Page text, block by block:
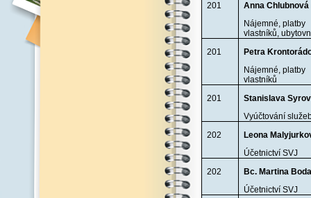
201
Anna Chlubnová
Nájemné, platby
vlastníků,
201
Petra
Nájemné, platby
vlastníků
201
Stanislava
Vyúčtování
202
Leona
Účetnictví SVJ
202
Bc. Martina
Účetnictví SVJ